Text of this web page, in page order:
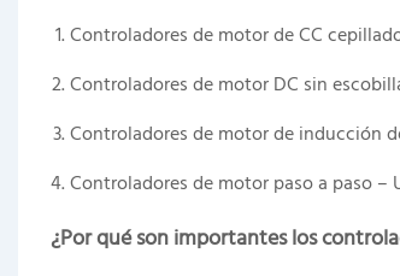
Controladores de motor de CC
Controladores de motor DC sin
Controladores de motor de inducción
Controladores de motor paso a paso
¿Por qué son importantes los